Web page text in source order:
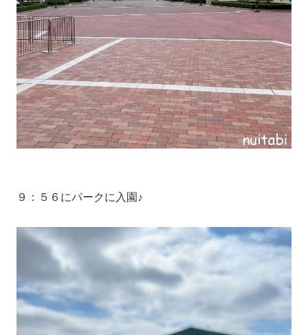
９：５６にパークに入園♪